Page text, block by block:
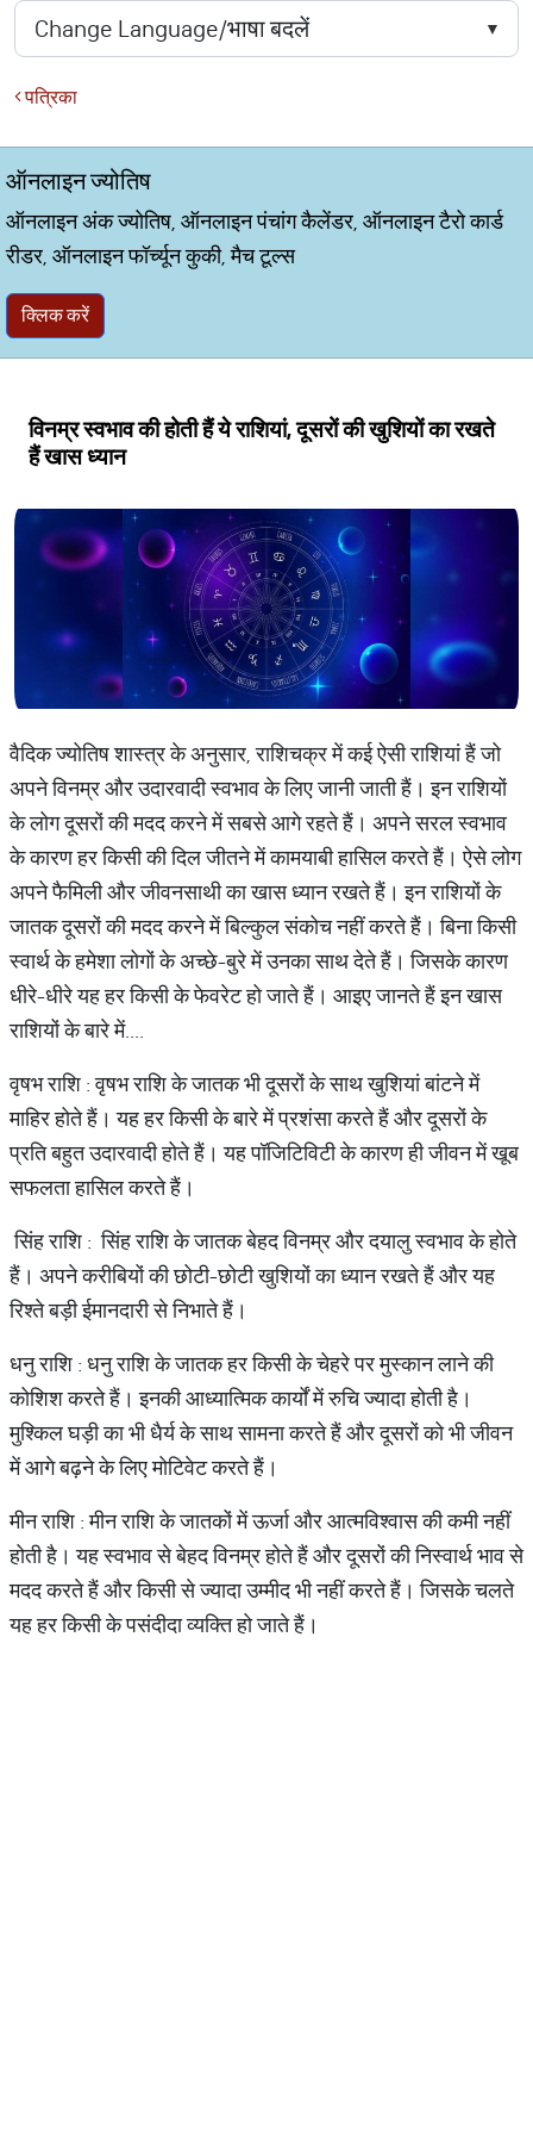
पत्रिका
ऑनलाइन ज्योतिष
ऑनलाइन अंक ज्योतिष, ऑनलाइन पंचांग कैलेंडर, ऑनलाइन टैरो कार्ड
रीडर, ऑनलाइन फॉर्च्यून कुकी, मैच टूल्स
क्लिक करें
विनम्र स्वभाव की होती हैं ये राशियां, दूसरों की खुशियों का रखते
हैं खास ध्यान
वैदिक ज्योतिष शास्त्र के अनुसार, राशिचक्र में कई ऐसी राशियां हैं जो
अपने विनम्र और उदारवादी स्वभाव के लिए जानी जाती हैं। इन राशियों
के लोग दूसरों की मदद करने में सबसे आगे रहते हैं। अपने सरल स्वभाव
के कारण हर किसी की दिल जीतने में कामयाबी हासिल करते हैं। ऐसे लोग
अपने फैमिली और जीवनसाथी का खास ध्यान रखते हैं। इन राशियों के
जातक दूसरों की मदद करने में बिल्कुल संकोच नहीं करते हैं। बिना किसी
स्वार्थ के हमेशा लोगों के अच्छे-बुरे में उनका साथ देते हैं। जिसके कारण
धीरे-धीरे यह हर किसी के फेवरेट हो जाते हैं। आइए जानते हैं इन खास
राशियों के बारे में....
वृषभ राशि : वृषभ राशि के जातक भी दूसरों के साथ खुशियां बांटने में
माहिर होते हैं। यह हर किसी के बारे में प्रशंसा करते हैं और दूसरों के
प्रति बहुत उदारवादी होते हैं। यह पॉजिटिविटी के कारण ही जीवन में खूब
सफलता हासिल करते हैं।
सिंह राशि : सिंह राशि के जातक बेहद विनम्र और दयालु स्वभाव के होते
हैं। अपने करीबियों की छोटी-छोटी खुशियों का ध्यान रखते हैं और यह
रिश्ते बड़ी ईमानदारी से निभाते हैं।
धनु राशि : धनु राशि के जातक हर किसी के चेहरे पर मुस्कान लाने की
कोशिश करते हैं। इनकी आध्यात्मिक कार्यों में रुचि ज्यादा होती है।
मुश्किल घड़ी का भी धैर्य के साथ सामना करते हैं और दूसरों को भी जीवन
में आगे बढ़ने के लिए मोटिवेट करते हैं।
मीन राशि : मीन राशि के जातकों में ऊर्जा और आत्मविश्वास की कमी नहीं
होती है। यह स्वभाव से बेहद विनम्र होते हैं और दूसरों की निस्वार्थ भाव से
मदद करते हैं और किसी से ज्यादा उम्मीद भी नहीं करते हैं। जिसके चलते
यह हर किसी के पसंदीदा व्यक्ति हो जाते हैं।